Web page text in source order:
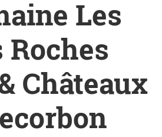
Les
Châteaux